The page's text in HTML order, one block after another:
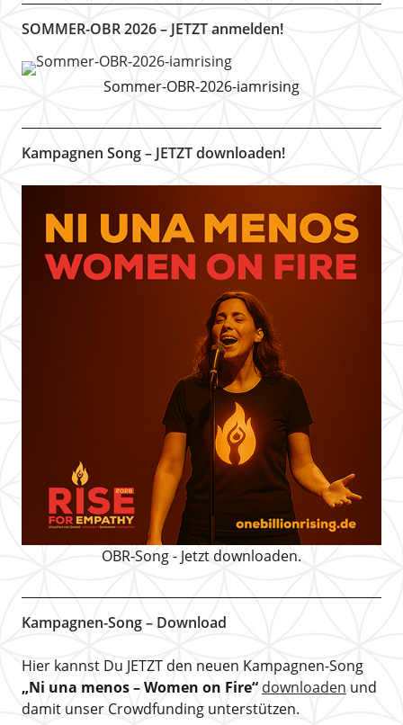
SOMMER-OBR 2026 – JETZT anmelden!
Sommer-OBR-2026-iamrising
Kampagnen Song – JETZT downloaden!
OBR-Song - Jetzt downloaden.
Kampagnen-Song – Download
Hier kannst Du JETZT den neuen Kampagnen-Song
„Ni una menos – Women on Fire“ downloaden und
damit unser Crowdfunding unterstützen.